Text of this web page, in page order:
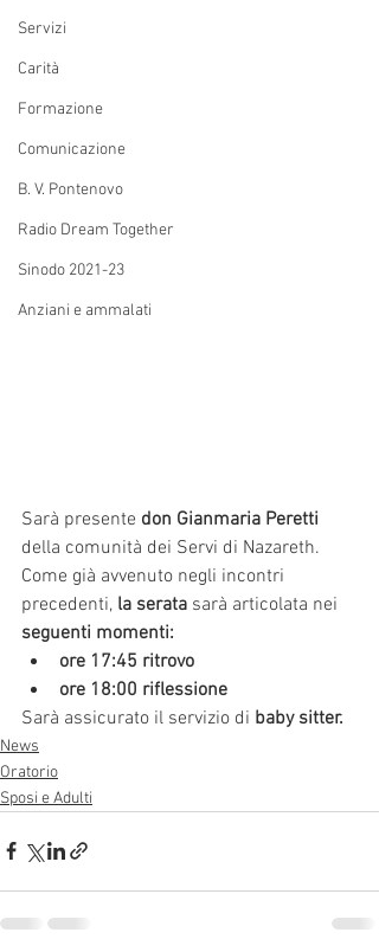
Servizi
Carità
Formazione
Comunicazione
B. V. Pontenovo
Radio Dream Together
Sinodo 2021-23
Anziani e ammalati
Sarà presente don Gianmaria Peretti
della comunità dei Servi di Nazareth.
Come già avvenuto negli incontri
precedenti, la serata sarà articolata nei
seguenti momenti:
ore 17:45 ritrovo
ore 18:00 riflessione
Sarà assicurato il servizio di baby sitter.
News
Oratorio
Sposi e Adulti